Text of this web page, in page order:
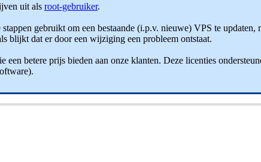
uit als root-gebruiker.
gebruikt om een bestaande (i.p.v. nieuwe) VPS te updaten,
blijkt dat er door een wijziging een probleem ontstaat.
een betere prijs bieden aan onze klanten. Deze licenties